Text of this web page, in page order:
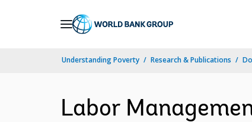
Understanding Poverty Research & Publications
Labor